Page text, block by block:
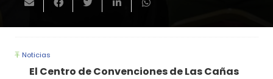
Noticias
El Centro de Convenciones de Las Cañas